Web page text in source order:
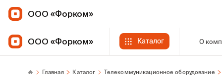
ООО «Форком»
ООО «Форком» Каталог О
Главная Каталог Телекоммуникационное оборудование